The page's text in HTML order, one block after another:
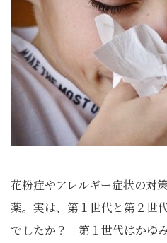
花粉症やアレルギー症状の対
薬。実は、第１世代と第２世
でしたか？ 第１世代はかゆ